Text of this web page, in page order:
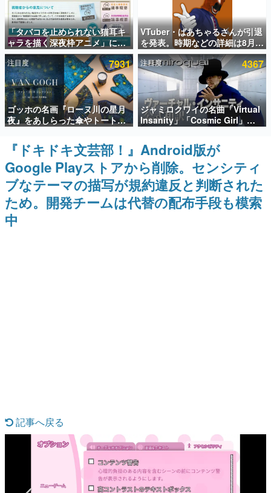
ゲームの企画書
名作ゲームクリエイターの方々に製作時のエピソードをお
聞きし、ヒットする企画（ゲーム）とは何か？を探ってい
きます。
赫本
この物語を解いてはいけない。『赫本』は、〈試験問題〉
の形をした短編ホラー小説集です。
新世代に訊く
これからのデジタルゲーム市場を担う若きクリエイター達
の姿を追い、彼らのルーツと情熱を探っていきます。
ゲーム世代の作家たち
ゲームに多大な影響を受けた作家さんに取材し、ゲームが
日本のコンテンツ産業やカルチャーに与えた影響を探る企
画です。
日本モバイルゲーム産業史
日本のモバイルゲーム史における主要なトピック・タイト
特集記事
「タバコを止められない猫耳キ
ャラを描く深夜枠アニメ」に視
聴者の一部から批判意見。違法
薬物の使用と思しき描写も含め
て、BPOが議論を交わす
VTuber・ばあちゃるさんが引退
を発表。時期などの詳細は8月9
日15時からの配信で説明
注目度 7931
ゴッホの名画『ローヌ川の星月
夜』をあしらった傘やトートバ
ッグなどが登場。8月7日21時よ
り2日間限定で予約販売
注目度 4367
ジャミロクワイの名曲「Virtual
Insanity」「Cosmic Girl」
「Canned Heat」公式日本語字
幕付きMVがいきなり公開！
「SUMMER SONIC 2026」での
9年ぶりとなる日本公演を記念し
て
『ドキドキ文芸部！』Android版が
Google Playストアから削除。センシティ
ブなテーマの描写が規約違反と判断された
ため。開発チームは代替の配布手段も模索
中
記事へ戻る